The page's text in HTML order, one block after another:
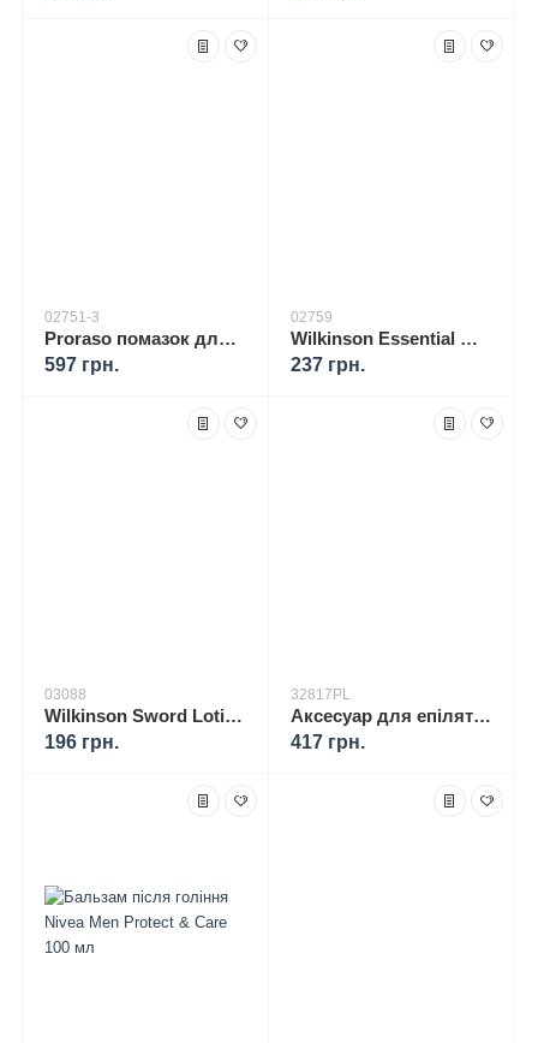
02751-3
Proraso помазок для гоління + Мило для гоління Proraso для жорсткої щетини 150 мл
597 грн.
02759
Wilkinson Essential Мило для гоління, 125 г
237 грн.
03088
Wilkinson Sword Lotion Sensitive Лосьйон після гоління для чутливої ​​шкіри, 100 мл
196 грн.
32817PL
Аксесуар для епілятора та бритви Braun 80-b FACE
417 грн.